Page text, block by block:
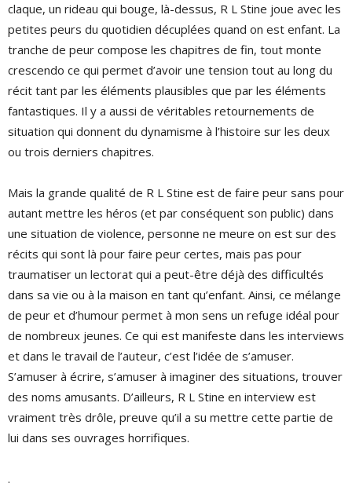
claque, un rideau qui bouge, là-dessus, R L Stine joue avec les
petites peurs du quotidien décuplées quand on est enfant. La
tranche de peur compose les chapitres de fin, tout monte
crescendo ce qui permet d’avoir une tension tout au long du
récit tant par les éléments plausibles que par les éléments
fantastiques. Il y a aussi de véritables retournements de
situation qui donnent du dynamisme à l’histoire sur les deux
ou trois derniers chapitres.
Mais la grande qualité de R L Stine est de faire peur sans pour
autant mettre les héros (et par conséquent son public) dans
une situation de violence, personne ne meure on est sur des
récits qui sont là pour faire peur certes, mais pas pour
traumatiser un lectorat qui a peut-être déjà des difficultés
dans sa vie ou à la maison en tant qu’enfant. Ainsi, ce mélange
de peur et d’humour permet à mon sens un refuge idéal pour
de nombreux jeunes. Ce qui est manifeste dans les interviews
et dans le travail de l’auteur, c’est l’idée de s’amuser.
S’amuser à écrire, s’amuser à imaginer des situations, trouver
des noms amusants. D’ailleurs, R L Stine en interview est
vraiment très drôle, preuve qu’il a su mettre cette partie de
lui dans ses ouvrages horrifiques.
.